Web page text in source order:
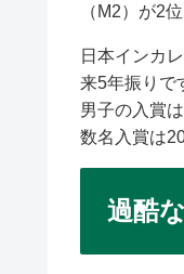
（M2）が2
日本インカ
来5年振りで
男子の入賞
数名入賞は
過酷